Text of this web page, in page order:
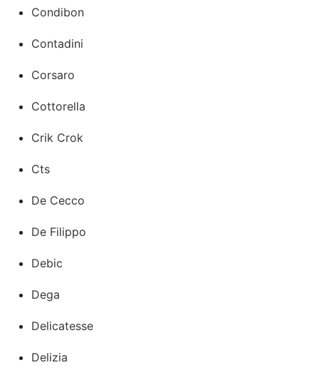
Condibon
Contadini
Corsaro
Cottorella
Crik Crok
Cts
De Cecco
De Filippo
Debic
Dega
Delicatesse
Delizia